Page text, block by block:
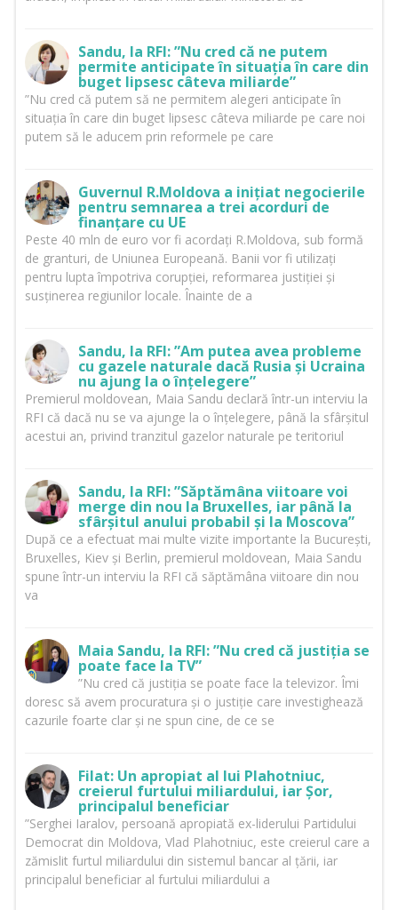
Sandu, la RFI: ”Nu cred că ne putem
permite anticipate în situația în care din
buget lipsesc câteva miliarde”
”Nu cred că putem să ne permitem alegeri anticipate în
situația în care din buget lipsesc câteva miliarde pe care noi
putem să le aducem prin reformele pe care
Guvernul R.Moldova a inițiat negocierile
pentru semnarea a trei acorduri de
finanțare cu UE
Peste 40 mln de euro vor fi acordați R.Moldova, sub formă
de granturi, de Uniunea Europeană. Banii vor fi utilizați
pentru lupta împotriva corupției, reformarea justiției și
susținerea regiunilor locale. Înainte de a
Sandu, la RFI: ”Am putea avea probleme
cu gazele naturale dacă Rusia și Ucraina
nu ajung la o înțelegere”
Premierul moldovean, Maia Sandu declară într-un interviu la
RFI că dacă nu se va ajunge la o înțelegere, până la sfârșitul
acestui an, privind tranzitul gazelor naturale pe teritoriul
Sandu, la RFI: ”Săptămâna viitoare voi
merge din nou la Bruxelles, iar până la
sfârșitul anului probabil și la Moscova”
După ce a efectuat mai multe vizite importante la București,
Bruxelles, Kiev și Berlin, premierul moldovean, Maia Sandu
spune într-un interviu la RFI că săptămâna viitoare din nou
va
Maia Sandu, la RFI: ”Nu cred că justiția se
poate face la TV”
”Nu cred că justiția se poate face la televizor. Îmi
doresc să avem procuratura și o justiție care investighează
cazurile foarte clar și ne spun cine, de ce se
Filat: Un apropiat al lui Plahotniuc,
creierul furtului miliardului, iar Șor,
principalul beneficiar
”Serghei Iaralov, persoană apropiată ex-liderului Partidului
Democrat din Moldova, Vlad Plahotniuc, este creierul care a
zămislit furtul miliardului din sistemul bancar al țării, iar
principalul beneficiar al furtului miliardului a